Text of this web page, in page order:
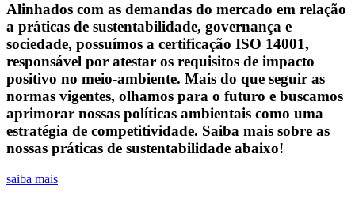
Alinhados com as demandas do mercado em relação
a práticas de sustentabilidade, governança e
sociedade, possuímos a certificação ISO 14001,
responsável por atestar os requisitos de impacto
positivo no meio-ambiente. Mais do que seguir as
normas vigentes, olhamos para o futuro e buscamos
aprimorar nossas políticas ambientais como uma
estratégia de competitividade. Saiba mais sobre as
nossas práticas de sustentabilidade abaixo!
saiba mais